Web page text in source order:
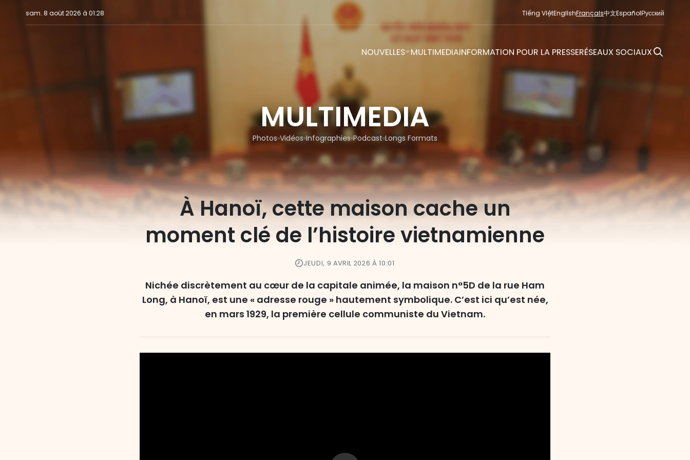
sam. 8 août 2026 à 01:28 Tiếng ViệtEnglishFrançais中文EspañolРусский
NOUVELLES MULTIMEDIAINFORMATION POUR LA PRESSERÉSEAUX SOCIAUX
MULTIMEDIA
Photos Vidéos Infographies Podcast Longs Formats
À Hanoï, cette maison cache un
moment clé de l’histoire vietnamienne
JEUDI, 9 AVRIL 2026 À 10:01
Nichée discrètement au cœur de la capitale animée, la maison n°5D de la rue Ham
Long, à Hanoï, est une « adresse rouge » hautement symbolique. C’est ici qu’est née,
en mars 1929, la première cellule communiste du Vietnam.